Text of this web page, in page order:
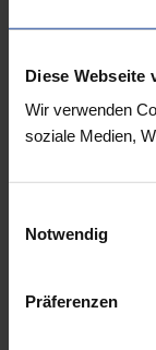
Diese Webseite
Wir verwenden
soziale Medien,
Notwendig
Präferenzen